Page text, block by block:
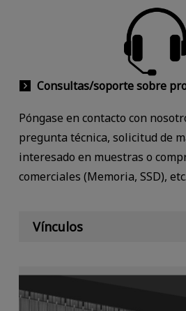
Consultas/soporte sobre
Póngase en contacto con
pregunta técnica, solicitud de
interesado en muestras o
comerciales (Memoria, SSD), etc.
Vínculos